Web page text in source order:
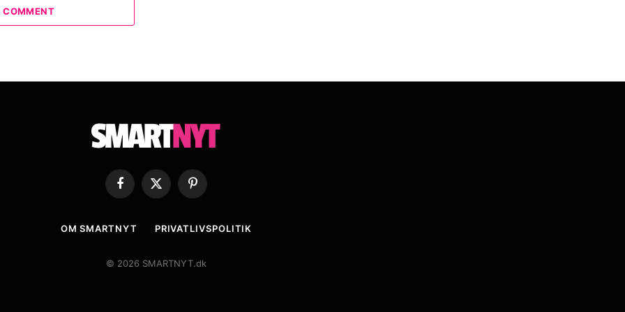
COMMENT
Facebook
X
(Twitter)
Pinterest
OM SMARTNYT PRIVATLIVSPOLITIK
© 2026 SMARTNYT.dk